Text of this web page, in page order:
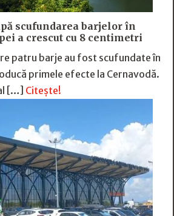
scufundarea barjelor în
a crescut cu 8 centimetri
patru barje au fost scufundate în
primele efecte la Cernavodă.
[…] Citește!